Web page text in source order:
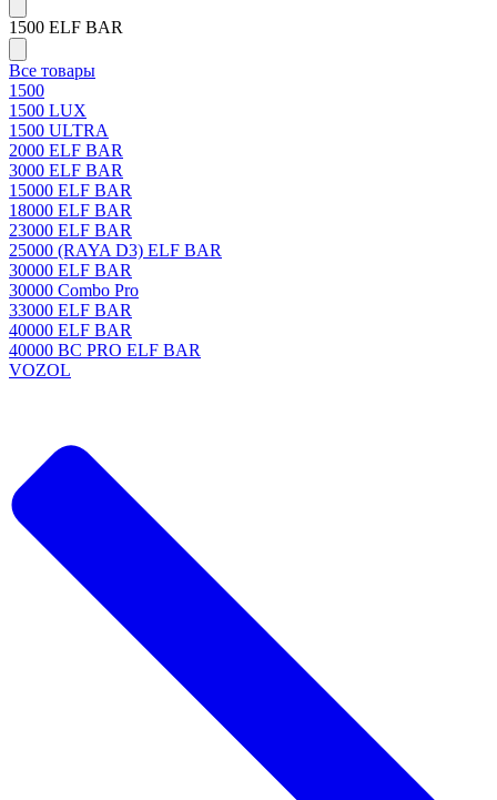
1500 ELF BAR
Все товары
1500
1500 LUX
1500 ULTRA
2000 ELF BAR
3000 ELF BAR
15000 ELF BAR
18000 ELF BAR
23000 ELF BAR
25000 (RAYA D3) ELF BAR
30000 ELF BAR
30000 Combo Pro
33000 ELF BAR
40000 ELF BAR
40000 BC PRO ELF BAR
VOZOL